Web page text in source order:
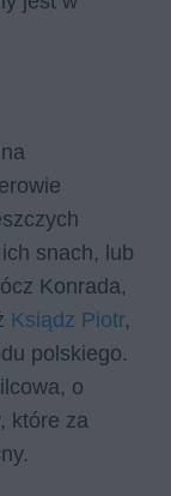
snach, lub
Konrada,
Ksiądz Piotr,
polskiego.
o
które za